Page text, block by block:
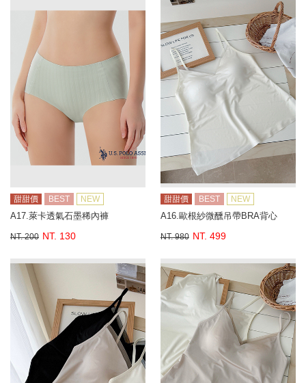
甜甜價 BEST NEW
A17.萊卡透氣石墨稀內褲
NT. 200 NT. 130
甜甜價 BEST NEW
A16.歐根紗微醺吊帶BRA背心
NT. 980 NT. 499